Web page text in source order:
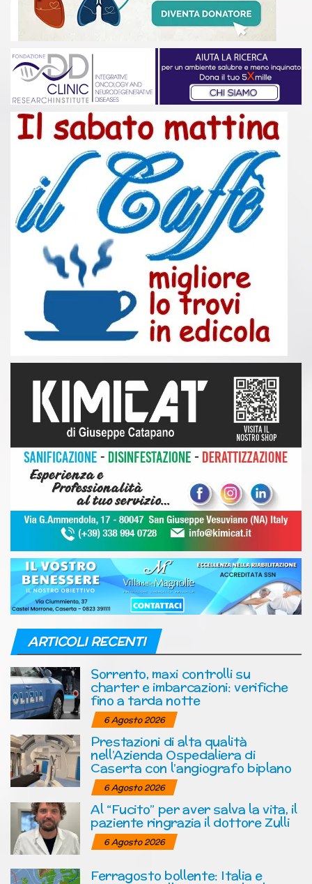
ARTICOLI RECENTI
Sorrento, maxi controlli su
charter e imbarcazioni: verifiche
fino a tarda notte
6 Agosto 2026
Prestazioni di alta qualità
nell’Azienda Ospedaliera di
Caserta con l’angiografo biplano
6 Agosto 2026
Al “Fucito” per aver salva la vita, il
paziente ringrazia il dottore Zulli
6 Agosto 2026
Ferragosto bollente: Italia e